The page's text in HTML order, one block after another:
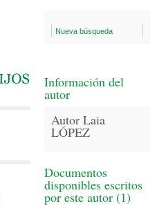
Nueva búsqueda
Información del
autor
Autor Laia
LÓPEZ
Documentos
disponibles escritos
por este autor (1)